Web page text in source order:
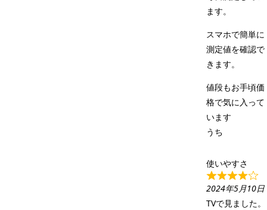
ます。
スマホで簡単に
測定値を確認で
きます。
値段もお手頃価
格で気に入って
います
うち
使いやすさ
2024年5月10日
TVで見ました。